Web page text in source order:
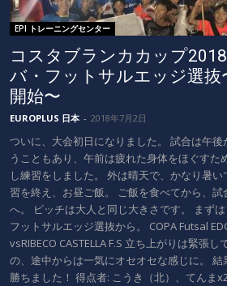
EPI トレーニングセンター
コスタブランカカップ
バ・フットサルエッジ選抜
開始〜
EUROPLUS 日本 - 2018年7月2日
ついに、大会初日になりました。 試合は午後
うこともあり、午前は疲れた身体をほぐすた
し練習をしました。 外は晴天で、かなり暑い
習を終え、お昼ご飯。 ご飯を食べてから、試
へ。 ピッチは大人と同じ大きさです。 まずは
フットサルエッジ選抜から。 COPA Futsal
vsRIBECO CASTELLA F.S 立ち上がりは緊張し
の、途中からは一気にオセオセな感じに。 結
勝ちました！ 得点者: こうき（北）、てんま